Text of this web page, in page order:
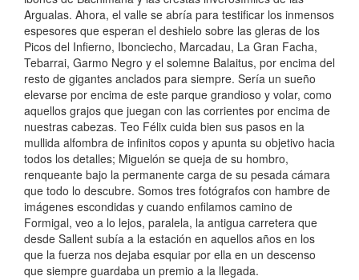
Argualas. Ahora, el valle se abría para testificar los inmensos
espesores que esperan el deshielo sobre las gleras de los
Picos del Infierno, Ibonciecho, Marcadau, La Gran Facha,
Tebarrai, Garmo Negro y el solemne Balaitus, por encima del
resto de gigantes anclados para siempre. Sería un sueño
elevarse por encima de este parque grandioso y volar, como
aquellos grajos que juegan con las corrientes por encima de
nuestras cabezas. Teo Félix cuida bien sus pasos en la
mullida alfombra de infinitos copos y apunta su objetivo hacia
todos los detalles; Miguelón se queja de su hombro,
renqueante bajo la permanente carga de su pesada cámara
que todo lo descubre. Somos tres fotógrafos con hambre de
imágenes escondidas y cuando enfilamos camino de
Formigal, veo a lo lejos, paralela, la antigua carretera que
desde Sallent subía a la estación en aquellos años en los
que la fuerza nos dejaba esquiar por ella en un descenso
que siempre guardaba un premio a la llegada.